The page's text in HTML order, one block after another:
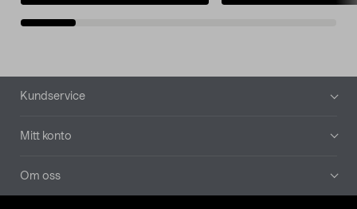
Sidfot
Kundservice
Mitt konto
Om oss